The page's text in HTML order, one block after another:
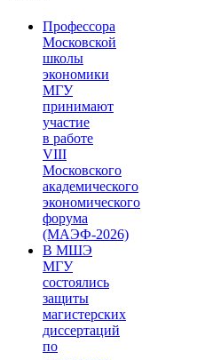
Профессора
Московской
школы
экономики
МГУ
принимают
участие
в работе
VIII
Московского
академического
экономического
форума
(МАЭФ-2026)
В МШЭ
МГУ
состоялись
защиты
магистерских
диссертаций
по